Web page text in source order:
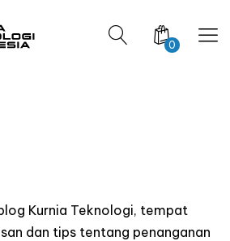
0
Kurnia Teknologi, tempat
dan tips tentang penanganan